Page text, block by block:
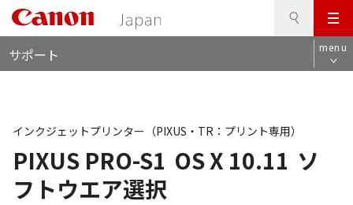
メ
ニ
ュ
サポート menu
PIXUS PRO-S1 OS X 10.11 ソ
フトウエア選択
インクジェットプリンター（PIXUS・TR：プリント専用）